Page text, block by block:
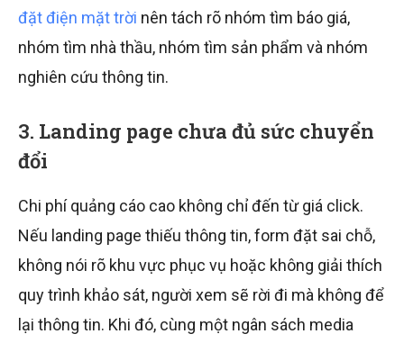
đặt điện mặt trời nên tách rõ nhóm tìm báo giá,
nhóm tìm nhà thầu, nhóm tìm sản phẩm và nhóm
nghiên cứu thông tin.
3. Landing page chưa đủ sức chuyển
đổi
Chi phí quảng cáo cao không chỉ đến từ giá click.
Nếu landing page thiếu thông tin, form đặt sai chỗ,
không nói rõ khu vực phục vụ hoặc không giải thích
quy trình khảo sát, người xem sẽ rời đi mà không để
lại thông tin. Khi đó, cùng một ngân sách media